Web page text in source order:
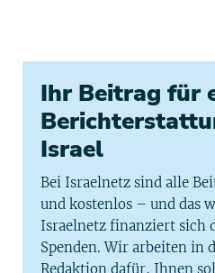
Ihr Beitrag für
Israel
Bei Israelnetz sind alle
und kostenlos – und das
Israelnetz finanziert sich
Spenden. Wir arbeiten in
Redaktion dafür, Ihnen